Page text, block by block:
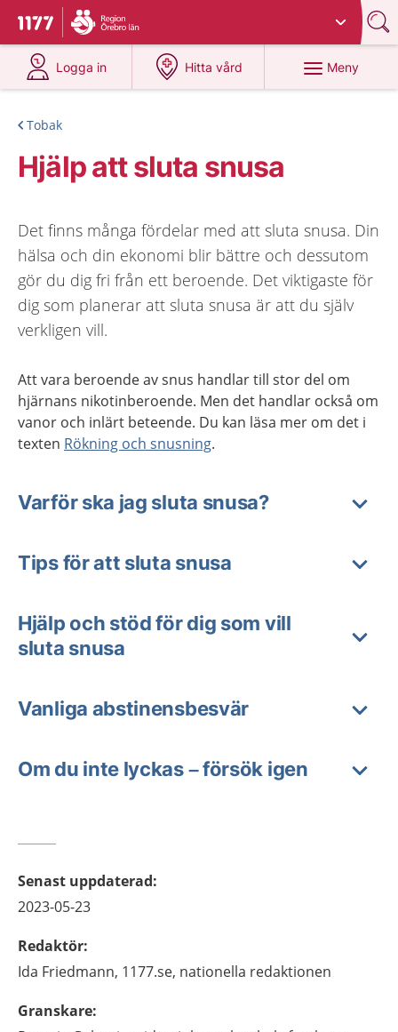
Till startsidan för 1177
Du har valt region
Logga in
på 1177.se
Hitta vård
på 1177.se
Meny
Tobak
Hjälp att sluta snusa
Det finns många fördelar med att sluta snusa. Din
hälsa och din ekonomi blir bättre och dessutom
gör du dig fri från ett beroende. Det viktigaste för
dig som planerar att sluta snusa är att du själv
verkligen vill.
Att vara beroende av snus handlar till stor del om
hjärnans nikotinberoende. Men det handlar också om
vanor och inlärt beteende. Du kan läsa mer om det i
texten Rökning och snusning.
Varför ska jag sluta snusa?
Tips för att sluta snusa
Hjälp och stöd för dig som vill
sluta snusa
Vanliga abstinensbesvär
Om du inte lyckas – försök igen
Senast uppdaterad:
2023-05-23
Redaktör:
Ida Friedmann, 1177.se, nationella redaktionen
Granskare: